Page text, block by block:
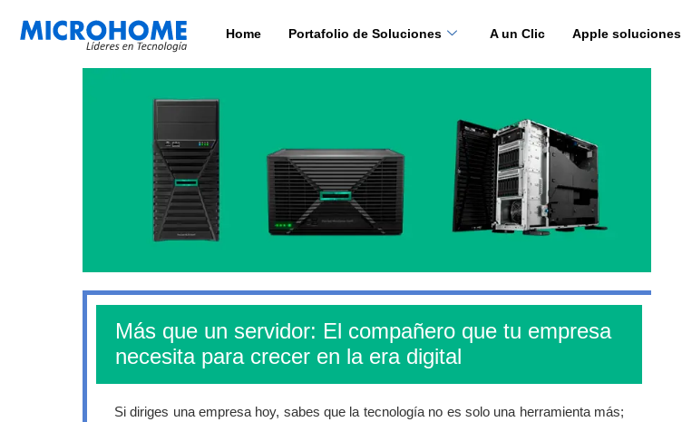
Home Portafolio de Soluciones A un Clic Apple soluciones
Más que un servidor: El compañero que tu empresa
necesita para crecer en la era digital
Si diriges una empresa hoy, sabes que la tecnología no es solo una herramienta más;